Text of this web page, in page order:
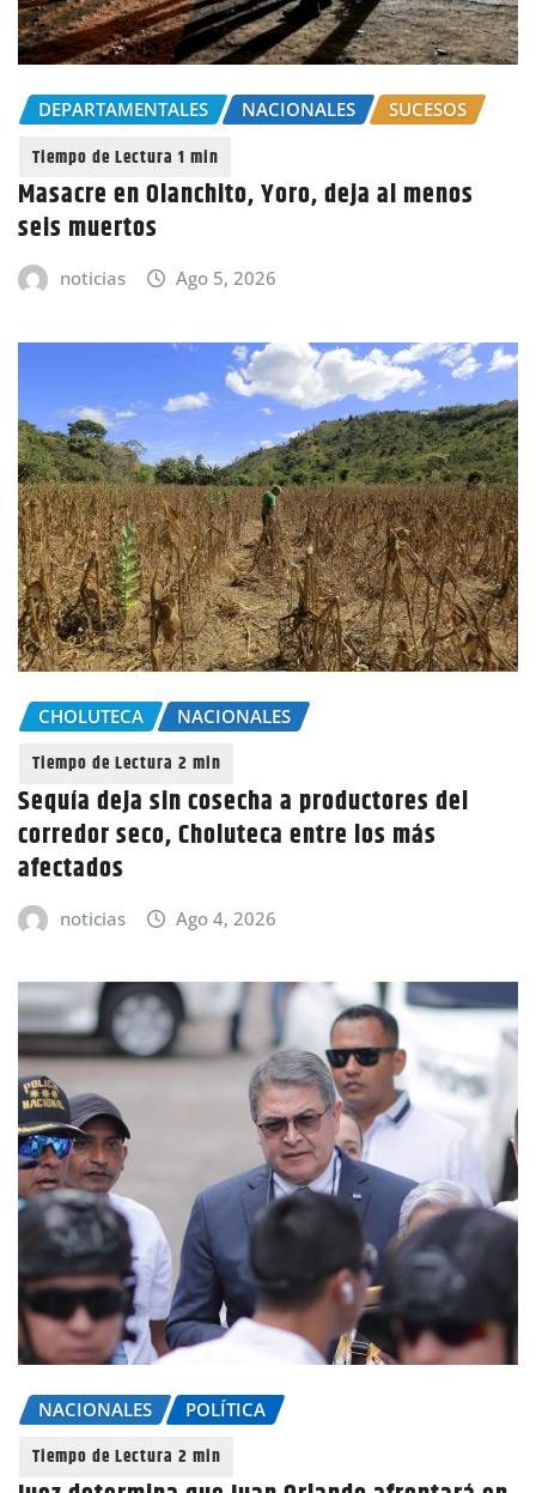
DEPARTAMENTALES NACIONALES SUCESOS
Masacre en Olanchito, Yoro, deja al menos
seis muertos
noticias Ago 5, 2026
CHOLUTECA NACIONALES
Sequía deja sin cosecha a productores del
corredor seco, Choluteca entre los más
afectados
noticias Ago 4, 2026
NACIONALES POLÍTICA